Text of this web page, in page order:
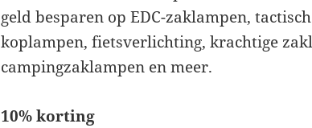
geld besparen op EDC-zaklampen,
koplampen, fietsverlichting, krachtige
campingzaklampen en meer.
10% korting